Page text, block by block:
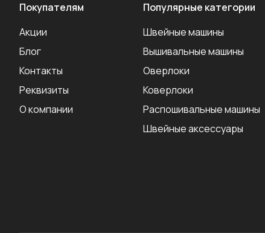
Покупателям
Акции
Блог
Контакты
Реквизиты
О компании
Популярные категории
Швейные машины
Вышивальные машины
Оверлоки
Коверлоки
Распошивальные машины
Швейные аксеcсуары